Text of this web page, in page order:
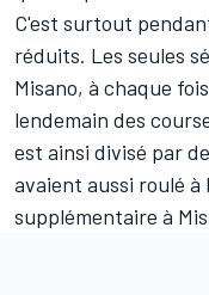
C'est surtout
réduits. Les seules
Misano, à chaque
lendemain des
est ainsi divisé par
avaient aussi roulé
supplémentaire à